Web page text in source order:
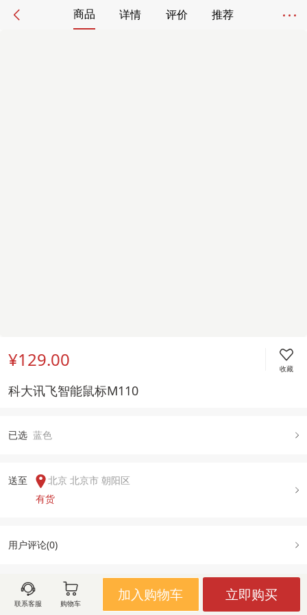
商品 详情 评价 推荐
¥129.00 收藏
科大讯飞智能鼠标M110
已选 蓝色
送至
北京 北京市 朝阳区
有货
用户评论(0)
图文详情 规格属性 售后政策
联系客服 购物车
加入购物车 立即购买